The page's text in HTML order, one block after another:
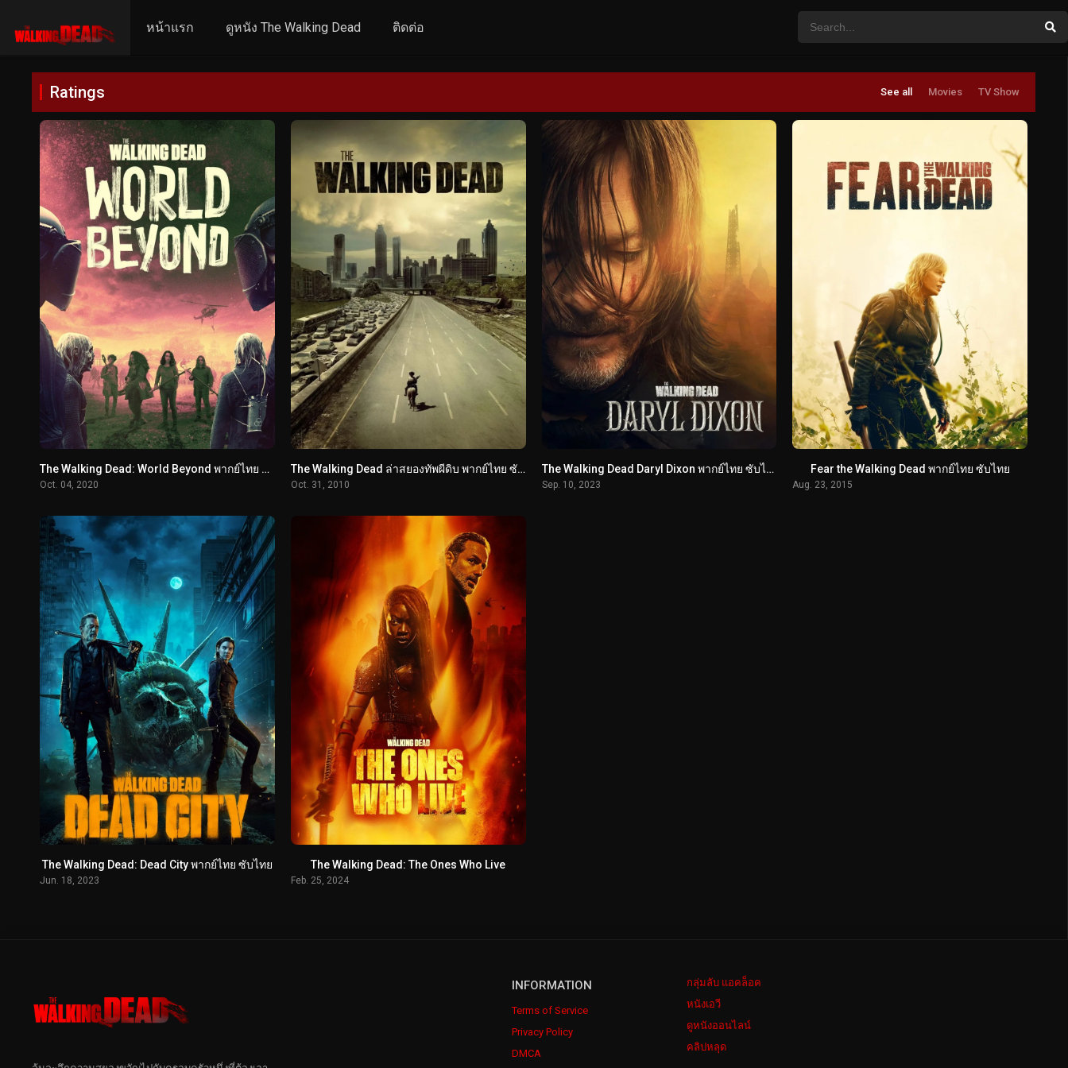
หน้าแรก ดูหนัง The Walking Dead ติดต่อ
Ratings See all Movies TV Show
The Walking Dead: World Beyond พากย์ไทย ซับไทย
Oct. 04, 2020
The Walking Dead ล่าสยองทัพผีดิบ พากย์ไทย ซับไทย
Oct. 31, 2010
The Walking Dead Daryl Dixon พากย์ไทย ซับไทย
Sep. 10, 2023
Fear the Walking Dead พากย์ไทย ซับไทย
Aug. 23, 2015
The Walking Dead: Dead City พากย์ไทย ซับไทย
Jun. 18, 2023
The Walking Dead: The Ones Who Live
Feb. 25, 2024
INFORMATION
Terms of Service
Privacy Policy
DMCA
กลุ่มลับ แอคล็อค
หนังเอวี
ดูหนังออนไลน์
คลิปหลุด